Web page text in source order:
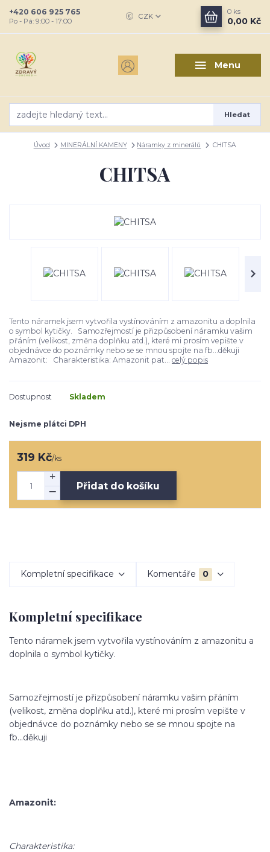
Menu
CZK
Hledat
+420 606 925 765
Po - Pá: 9:00 - 17:00
0 ks
0,00 Kč
Úvod MINERÁLNÍ KAMENY Náramky z minerálů CHITSA
CHITSA
Tento náramek jsem vytvořila vystínováním z amazonitu a doplnila
o symbol kytičky. Samozřejmostí je přizpůsobení náramku vašim
přáním (velikost, změna doplňku atd.), které mi prosím vepište v
objednávce do poznámky nebo se se mnou spojte na fb...děkuji
Amazonit: Charakteristika: Amazonit pat... celý popis
Dostupnost Skladem
Nejsme plátci DPH
319 Kč/ks
Přidat do košíku
Kompletní specifikace Komentáře 0
Kompletní specifikace
Tento náramek jsem vytvořila vystínováním z amazonitu a
doplnila o symbol kytičky.
Samozřejmostí je přizpůsobení náramku vašim přáním
(velikost, změna doplňku atd.), které mi prosím vepište v
objednávce do poznámky nebo se se mnou spojte na
fb...děkuji
Amazonit:
Charakteristika: